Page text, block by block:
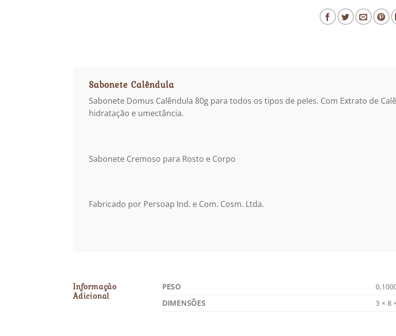
Sabonete Calêndula
Sabonete Domus Calêndula 80g para todos os tipos de peles. Com Extrato de
hidratação e umectância.
Sabonete Cremoso para Rosto e Corpo
Fabricado por Persoap Ind. e Com. Cosm. Ltda.
Informação
Adicional
PESO
DIMENSÕES
3 × 8